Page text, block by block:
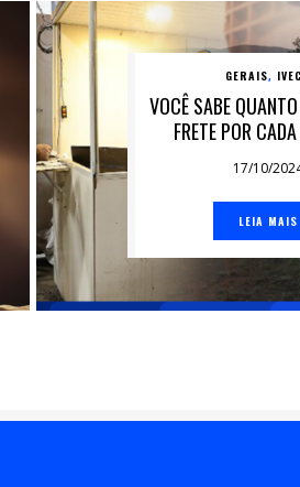
GERAIS,
VOCÊ SABE
FRETE POR
17/10/
LEIA MAIS